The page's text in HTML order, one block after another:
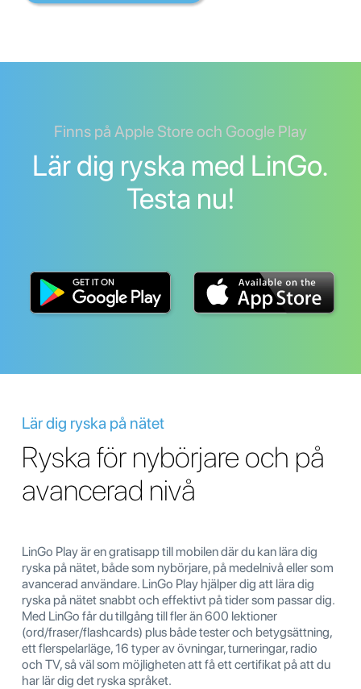
Finns på Apple Store och Google Play
Lär dig ryska med LinGo.
Testa nu!
Lär dig ryska på nätet
Ryska för nybörjare och på
avancerad nivå
LinGo Play är en gratisapp till mobilen där du kan lära dig
ryska på nätet, både som nybörjare, på medelnivå eller som
avancerad användare. LinGo Play hjälper dig att lära dig
ryska på nätet snabbt och effektivt på tider som passar dig.
Med LinGo får du tillgång till fler än 600 lektioner
(ord/fraser/flashcards) plus både tester och betygsättning,
ett flerspelarläge, 16 typer av övningar, turneringar, radio
och TV, så väl som möjligheten att få ett certifikat på att du
har lär dig det ryska språket.